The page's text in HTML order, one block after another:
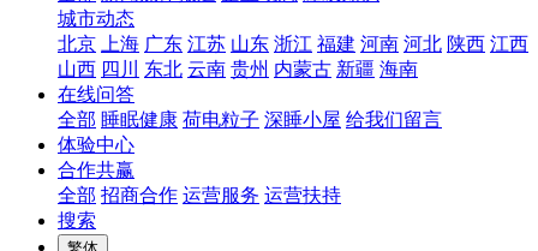
城市动态
北京
上海 广东 江苏 山东 浙江 福建 河南 河北 陕西 江西
山西 四川 东北 云南 贵州 内蒙古 新疆 海南
在线问答
全部 睡眠健康 荷电粒子 深睡小屋 给我们留言
体验中心
合作共赢
全部 招商合作 运营服务 运营扶持
搜索